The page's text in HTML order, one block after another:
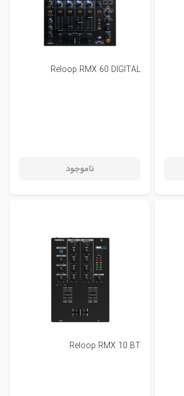
Reloop RMX 60 DIGITAL
ناموجود
Reloop RMX 10 BT